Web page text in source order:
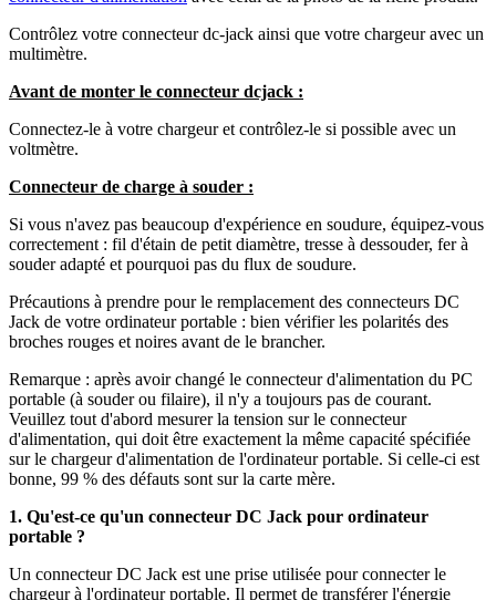
Contrôlez votre connecteur dc-jack ainsi que votre chargeur avec un
multimètre.
Avant de monter le connecteur dcjack :
Connectez-le à votre chargeur et contrôlez-le si possible avec un
voltmètre.
Connecteur de charge à souder :
Si vous n'avez pas beaucoup d'expérience en soudure, équipez-vous
correctement : fil d'étain de petit diamètre, tresse à dessouder, fer à
souder adapté et pourquoi pas du flux de soudure.
Précautions à prendre pour le remplacement des connecteurs DC
Jack de votre ordinateur portable : bien vérifier les polarités des
broches rouges et noires avant de le brancher.
Remarque : après avoir changé le connecteur d'alimentation du PC
portable (à souder ou filaire), il n'y a toujours pas de courant.
Veuillez tout d'abord mesurer la tension sur le connecteur
d'alimentation, qui doit être exactement la même capacité spécifiée
sur le chargeur d'alimentation de l'ordinateur portable. Si celle-ci est
bonne, 99 % des défauts sont sur la carte mère.
1. Qu'est-ce qu'un connecteur DC Jack pour ordinateur
portable ?
Un connecteur DC Jack est une prise utilisée pour connecter le
chargeur à l'ordinateur portable. Il permet de transférer l'énergie